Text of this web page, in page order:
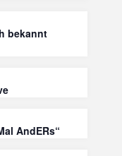
bekannt
AndERs“